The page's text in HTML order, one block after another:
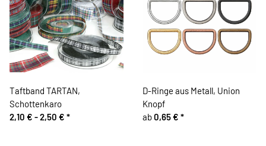
Taftband TARTAN,
Schottenkaro
2,10 € -2,50 € *
D-Ringe aus Metall, Union
Knopf
ab0,65 € *